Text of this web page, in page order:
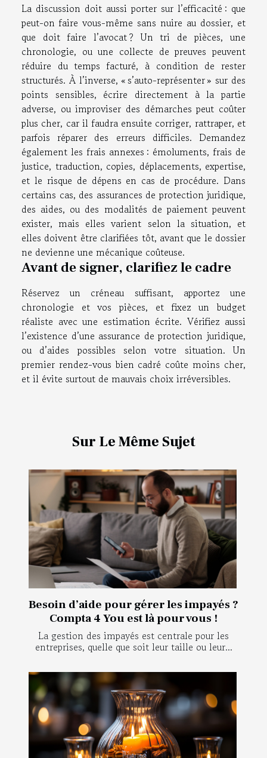
La discussion doit aussi porter sur l’efficacité : que
peut-on faire vous-même sans nuire au dossier, et
que doit faire l’avocat ? Un tri de pièces, une
chronologie, ou une collecte de preuves peuvent
réduire du temps facturé, à condition de rester
structurés. À l’inverse, « s’auto-représenter » sur des
points sensibles, écrire directement à la partie
adverse, ou improviser des démarches peut coûter
plus cher, car il faudra ensuite corriger, rattraper, et
parfois réparer des erreurs difficiles. Demandez
également les frais annexes : émoluments, frais de
justice, traduction, copies, déplacements, expertise,
et le risque de dépens en cas de procédure. Dans
certains cas, des assurances de protection juridique,
des aides, ou des modalités de paiement peuvent
exister, mais elles varient selon la situation, et
elles doivent être clarifiées tôt, avant que le dossier
ne devienne une mécanique coûteuse.
Avant de signer, clarifiez le cadre
Réservez un créneau suffisant, apportez une
chronologie et vos pièces, et fixez un budget
réaliste avec une estimation écrite. Vérifiez aussi
l’existence d’une assurance de protection juridique,
ou d’aides possibles selon votre situation. Un
premier rendez-vous bien cadré coûte moins cher,
et il évite surtout de mauvais choix irréversibles.
Sur Le Même Sujet
Besoin d’aide pour gérer les impayés ?
Compta 4 You est là pour vous !
La gestion des impayés est centrale pour les
entreprises, quelle que soit leur taille ou leur...